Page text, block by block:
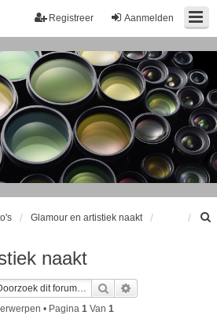
Aanmelden
Registreer
Glamour en artistiek naakt
naakt
Zoek
• Pagina 1 Van 1